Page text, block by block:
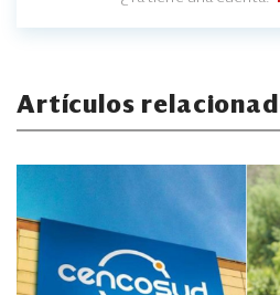
Artículos